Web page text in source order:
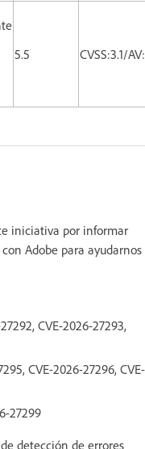
5.5
CVSS:3.1/
iniciativa por informar
Adobe para ayudarnos
CVE-2026-27293,
CVE-2026-27296, CVE-
27299
detección de errores